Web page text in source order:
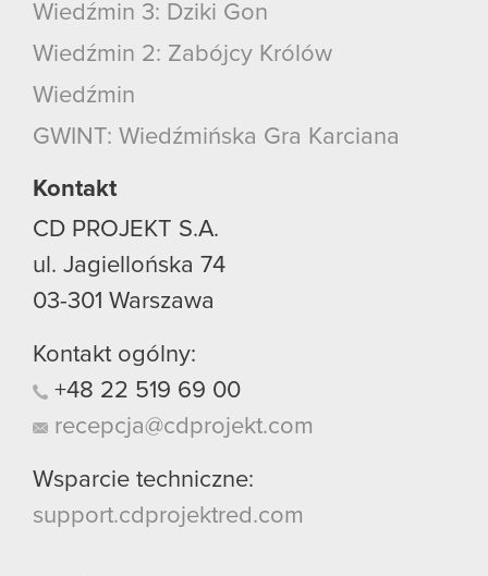
Wiedźmin 3: Dziki Gon
Wiedźmin 2: Zabójcy Królów
Wiedźmin
GWINT: Wiedźmińska Gra Karciana
Kontakt
CD PROJEKT S.A.
ul. Jagiellońska 74
03-301 Warszawa
Kontakt ogólny:
+48 22 519 69 00
recepcja@cdprojekt.com
Wsparcie techniczne:
support.cdprojektred.com